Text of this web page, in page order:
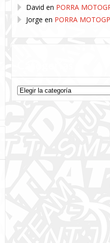
David en PORRA
Jorge en PORRA
Categorías